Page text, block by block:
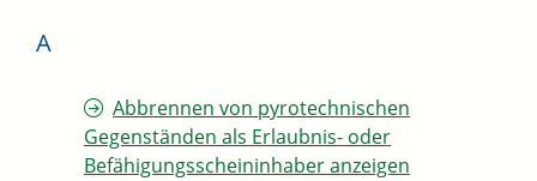
A
Abbrennen von pyrotechnischen
Gegenständen als Erlaubnis- oder
Befähigungsscheininhaber anzeigen